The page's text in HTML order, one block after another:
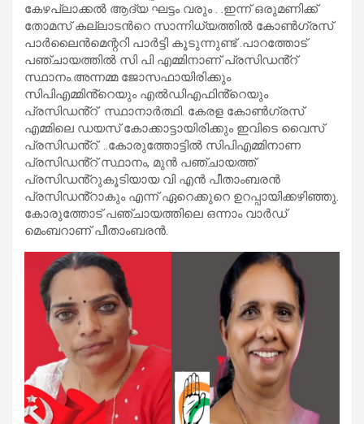
കേഴപ്ലാക്കൽ ആദ്യ ഘട്ടം വരും . .ഇന്ന് ഒരുമണിക്ക്
തോമസ് കല്ലാടൻറെ സാന്നിധ്യത്തിൽ കോൺഗ്രസ്
പാർലൈൻമെന്ററി പാർട്ടി കൂടുന്നുണ്ട് .പാറത്തോട്
പഞ്ചായത്തിൽ സി പി എമ്മിനാണ് പ്രസിഡൻ്റ്
സ്ഥാനം.അന്നമ്മ ജോസഫായിരിക്കും
സിപിഎമ്മിൻ്റെയും എൽഡിഎഫിൻ്റെയും
പ്രസിഡൻ്റ് സ്ഥാനാർത്ഥി. കേരള കോൺഗ്രസ്
എമ്മിലെ ഡയസ് കോക്കാട്ടായിരിക്കും ഇവിടെ വൈസ്
പ്രസിഡൻ്റ്. ..കോരുത്തോട്ടിൽ സിപിഎമ്മിനാണ
പ്രസിഡൻ്റ് സ്ഥാനം, മുൻ പഞ്ചായത്ത്
പ്രസിഡൻ്റുകൂടിയായ വി എൻ പീതാംബരൻ
പ്രസിഡൻ്റാകും എന്ന് ഏറെക്കുറെ ഉറപ്പായിക്കഴിഞ്ഞു.
കോരുത്തോട് പഞ്ചായത്തിലെ ഒന്നാം വാർഡ്
മെംബറാണ് പീതാംബരൻ.